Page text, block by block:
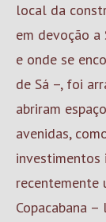
local da
em devoção a
e onde se
de Sá –, foi
abriram
avenidas,
investimentos
recentemente
Copacabana